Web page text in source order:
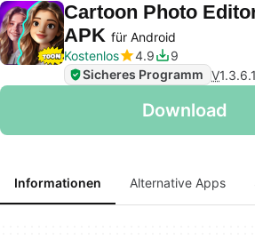
Cartoon Photo
APK für Android
Kostenlos
4.9
9
Sicheres Programm V1.3.6.1
Download
Informationen Alternative Apps